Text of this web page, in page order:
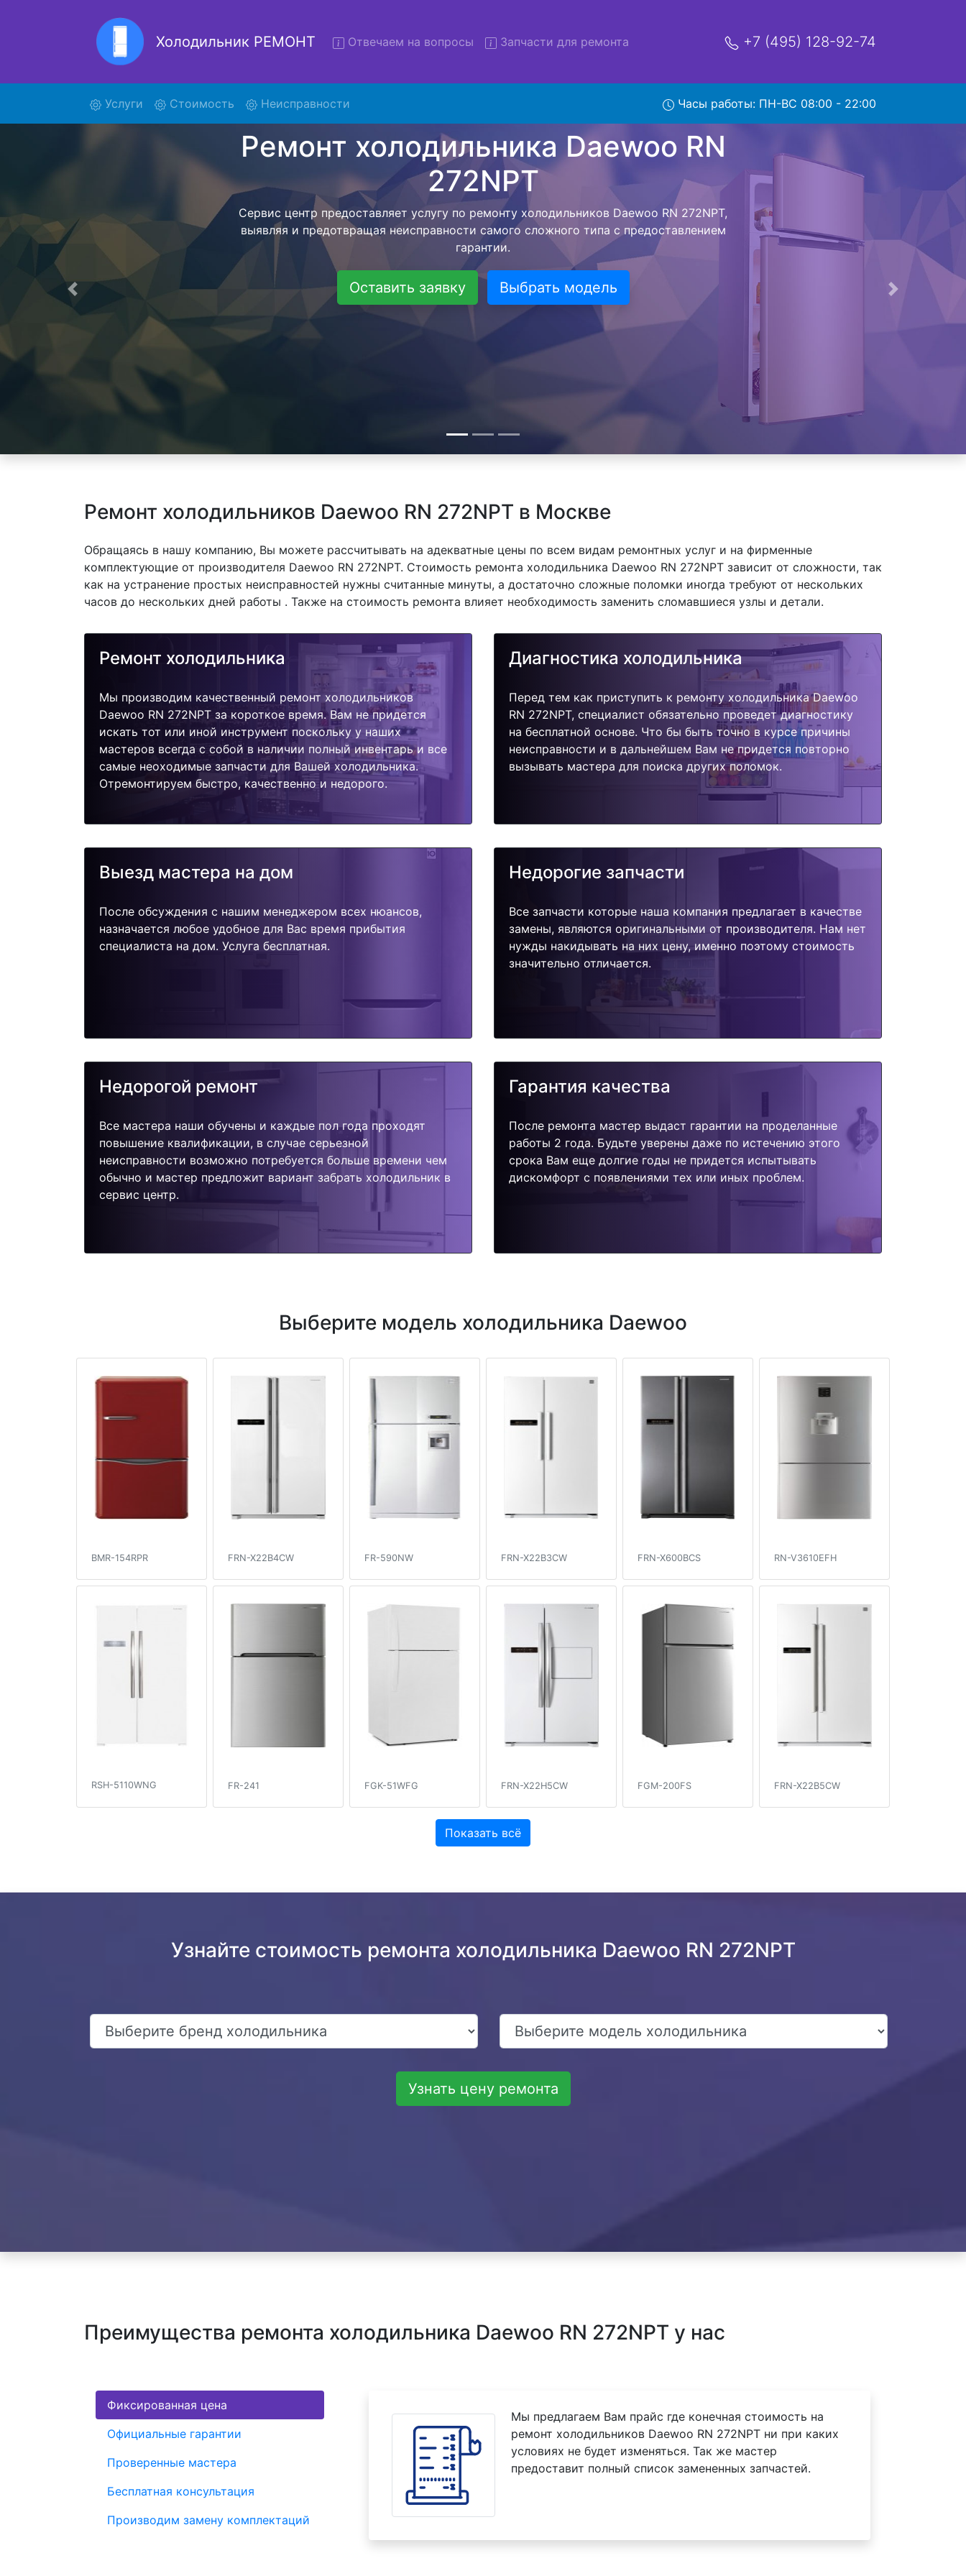
Холодильник РЕМОНТ Отвечаем на вопросы Запчасти для ремонта +7 (495) 128-92-74
Услуги (current)Стоимость Неисправности Часы работы: ПН-ВС 08:00 - 22:00
Ремонт холодильников с вывозом - чтобы клиент не тратил свое время и деньги на
поиски курьерской службы, наш мастер сам заберет холодильник Daewoo RN
272NPT и отвезет в сервисный центр. Ремонт холодильника Daewoo RN 272NPT
осуществляется внутри сервисного центра, тем самым Вам не предстоит ожидать
мастера как закончит с ремонтом. Перед тем как холодильная техника сдается,
согласовывается конечная стоимость работ и в дальнейшем фиксируется.
Перечень бесплатных услуг от компании - Доставка холодильников , выезд
специалиста, консультирование и диагностика.
Оставить заявку Выбрать модель
Предыдущая Следующая
Ремонт холодильников Daewoo RN 272NPT в Москве
Обращаясь в нашу компанию, Вы можете рассчитывать на адекватные цены по всем видам ремонтных услуг и на фирменные
комплектующие от производителя Daewoo RN 272NPT. Стоимость ремонта холодильника Daewoo RN 272NPT зависит от сложности, так
как на устранение простых неисправностей нужны считанные минуты, а достаточно сложные поломки иногда требуют от нескольких
часов до нескольких дней работы . Также на стоимость ремонта влияет необходимость заменить сломавшиеся узлы и детали.
Ремонт холодильника
Мы производим качественный ремонт холодильников
Daewoo RN 272NPT за короткое время. Вам не придется
искать тот или иной инструмент поскольку у наших
мастеров всегда с собой в наличии полный инвентарь и все
самые неоходимые запчасти для Вашей холодильника.
Отремонтируем быстро, качественно и недорого.
Диагностика холодильника
Перед тем как приступить к ремонту холодильника Daewoo
RN 272NPT, специалист обязательно проведет диагностику
на бесплатной основе. Что бы быть точно в курсе причины
неисправности и в дальнейшем Вам не придется повторно
вызывать мастера для поиска других поломок.
Выезд мастера на дом
После обсуждения с нашим менеджером всех нюансов,
назначается любое удобное для Вас время прибытия
специалиста на дом. Услуга бесплатная.
Недорогие запчасти
Все запчасти которые наша компания предлагает в качестве
замены, являются оригинальными от производителя. Нам нет
нужды накидывать на них цену, именно поэтому стоимость
значительно отличается.
Недорогой ремонт
Все мастера наши обучены и каждые пол года проходят
повышение квалификации, в случае серьезной
неисправности возможно потребуется больше времени чем
обычно и мастер предложит вариант забрать холодильник в
сервис центр.
Гарантия качества
После ремонта мастер выдаст гарантии на проделанные
работы 2 года. Будьте уверены даже по истечению этого
срока Вам еще долгие годы не придется испытывать
дискомфорт с появлениями тех или иных проблем.
Выберите модель холодильника Daewoo
BMR-154RPR FRN-X22B4CW FR-590NW FRN-X22B3CW FRN-X600BCS RN-V3610EFH
RSH-5110WNG FR-241 FGK-51WFG FRN-X22H5CW FGM-200FS FRN-X22B5CW
Показать всё
Узнайте стоимость ремонта холодильника Daewoo RN 272NPT
Узнать цену ремонта
Преимущества ремонта холодильника Daewoo RN 272NPT у нас
Фиксированная цена
Официальные гарантии
Проверенные мастера
Бесплатная консультация
Производим замену комплектаций
Мы предлагаем Вам прайс где конечная стоимость на
ремонт холодильников Daewoo RN 272NPT ни при каких
условиях не будет изменяться. Так же мастер
предоставит полный список замененных запчастей.